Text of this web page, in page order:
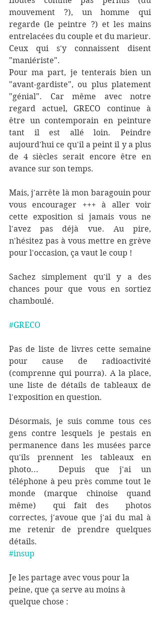
mouvement ?), un homme qui
regarde (le peintre ?) et les mains
entrelacées du couple et du marieur.
Ceux qui s'y connaissent disent
"maniériste".
Pour ma part, je tenterais bien un
"avant-gardiste", ou plus platement
"génial". Car même avec notre
regard actuel, GRECO continue à
être un contemporain en peinture
tant il est allé loin. Peindre
aujourd'hui ce qu'il a peint il y a plus
de 4 siècles serait encore être en
avance sur son temps.
Mais, j'arrête là mon baragouin pour
vous encourager +++ à aller voir
cette exposition si jamais vous ne
l'avez pas déjà vue. Au pire,
n'hésitez pas à vous mettre en grève
pour l'occasion, ça vaut le coup !
Sachez simplement qu'il y a des
chances pour que vous en sortiez
chamboulé.
#GRECO
Pas de liste de livres cette semaine
pour cause de radioactivité
(comprenne qui pourra). A la place,
une liste de détails de tableaux de
l'exposition en question.
Désormais, je suis comme tous ces
gens contre lesquels je pestais en
permanence dans les musées parce
qu'ils prennent les tableaux en
photo...  Depuis que j'ai un
téléphone à peu près comme tout le
monde (marque chinoise quand
même)  qui fait des  photos
correctes, j'avoue que j'ai du mal à
me retenir de prendre quelques
détails.
#insup
Je les partage avec vous pour la
peine, que ça serve au moins à
quelque chose :